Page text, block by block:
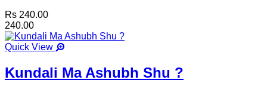
Rs 240.00
240.00
Quick View
Kundali Ma Ashubh Shu ?